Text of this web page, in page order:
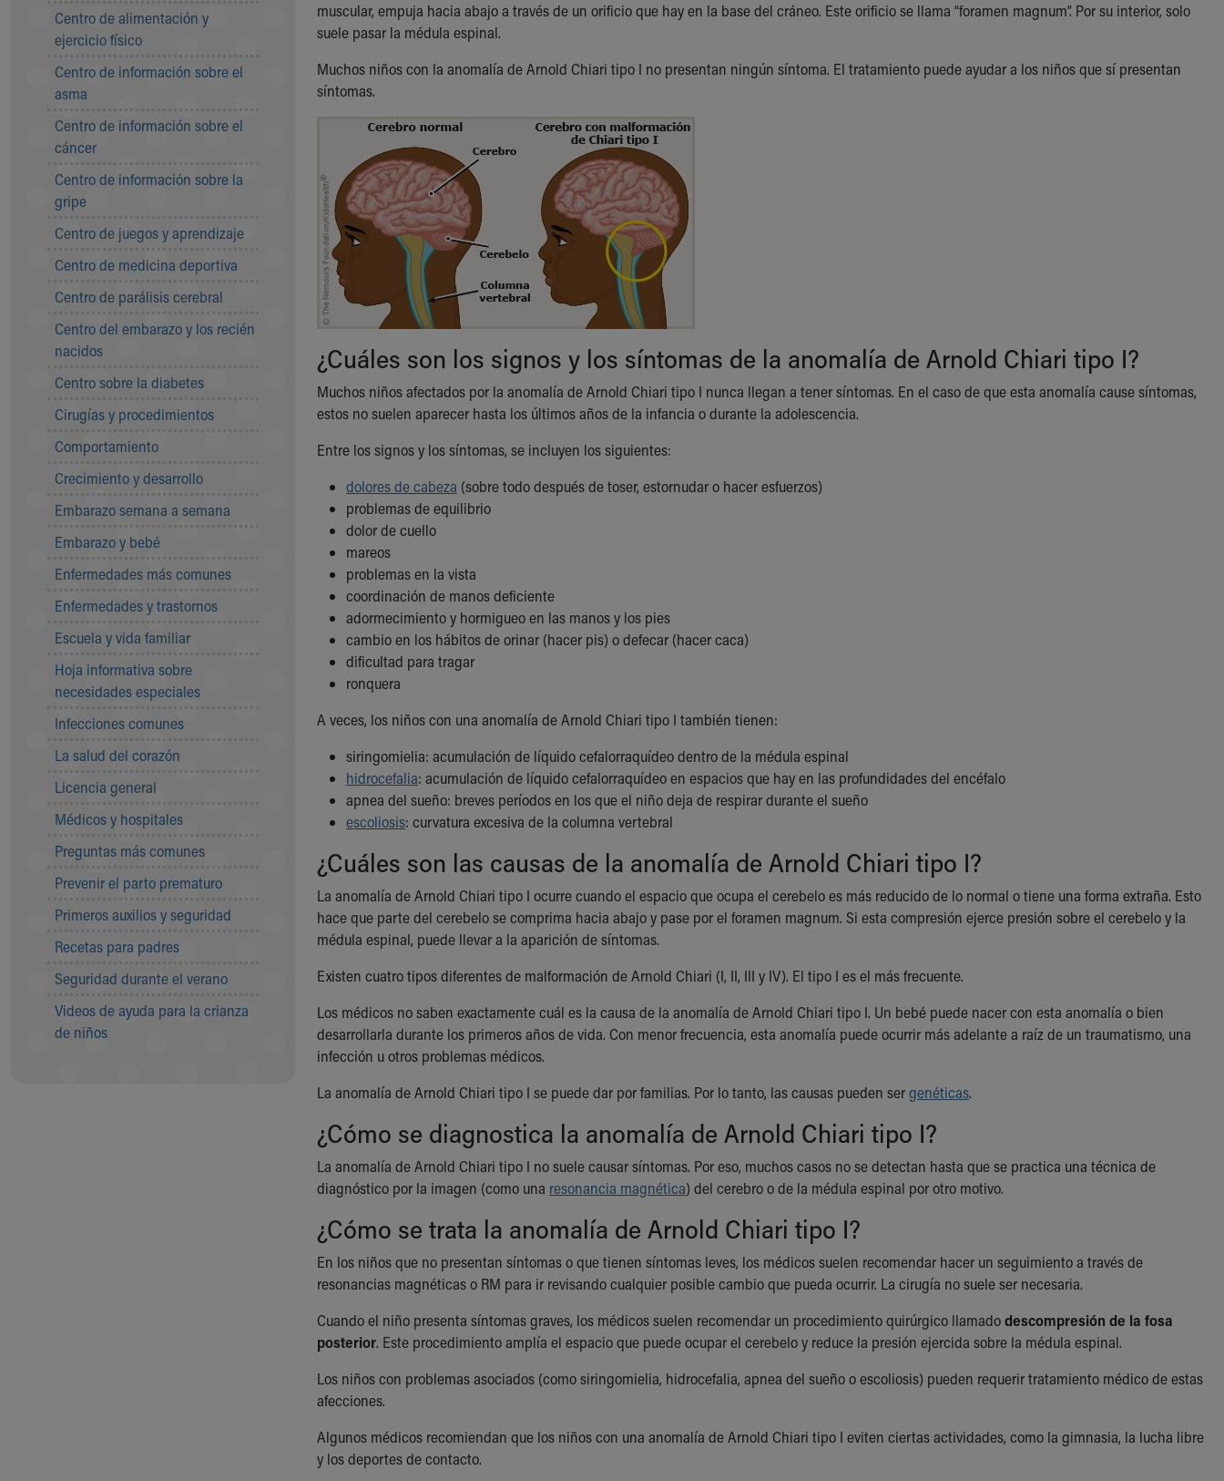
Symptom Checker
Financial Services
Price Estimates
Family Supports
Sports Health Services Provider for Akron Zips
New Parents
Find a Pediatrics Location
MyChart
Make an Appointment
Breastfeeding Medicine
Safe Sleep for Babies
Safe Sleep
Who We Are
Building a Brighter Future
Our Mission, Vision, Promise
Community Mission
Connect With Us
Our Culture of Caring
Our Leadership
Quality and Patient Safety
Unity and Engagement
Women's Board
Our History
Cincinnati Children's
Your Visit
MyChart Telehealth Visits
Doggie Brigade
During Your Visit
Rest Accommodations
Visiting
Department of Public Safety
Health Info
Health Information
Healthy Info, Healthy Kids
Inside Children's Blog
KidsHealth Topics
Family Library
Educational Resources
Injury Prevention
Centro de alimentación y
ejercicio físico
Centro de información sobre el
asma
Centro de información sobre el
cáncer
Centro de información sobre la
gripe
Centro de juegos y aprendizaje
Centro de medicina deportiva
Centro de parálisis cerebral
Centro del embarazo y los recién
nacidos
Centro sobre la diabetes
Cirugías y procedimientos
Comportamiento
Crecimiento y desarrollo
Embarazo semana a semana
Embarazo y bebé
Enfermedades más comunes
Enfermedades y trastornos
Escuela y vida familiar
Hoja informativa sobre
necesidades especiales
Infecciones comunes
La salud del corazón
Licencia general
Médicos y hospitales
Preguntas más comunes
Prevenir el parto prematuro
Primeros auxilios y seguridad
Recetas para padres
Seguridad durante el verano
Videos de ayuda para la crianza
de niños
muscular, empuja hacia abajo a través de un orificio que hay en la base del cráneo. Este orificio se llama “foramen magnum”. Por su interior, solo
suele pasar la médula espinal.
Muchos niños con la anomalía de Arnold Chiari tipo I no presentan ningún síntoma. El tratamiento puede ayudar a los niños que sí presentan
síntomas.
¿Cuáles son los signos y los síntomas de la anomalía de Arnold Chiari tipo I?
Muchos niños afectados por la anomalía de Arnold Chiari tipo I nunca llegan a tener síntomas. En el caso de que esta anomalía cause síntomas,
estos no suelen aparecer hasta los últimos años de la infancia o durante la adolescencia.
Entre los signos y los síntomas, se incluyen los siguientes:
dolores de cabeza (sobre todo después de toser, estornudar o hacer esfuerzos)
problemas de equilibrio
dolor de cuello
mareos
problemas en la vista
coordinación de manos deficiente
adormecimiento y hormigueo en las manos y los pies
cambio en los hábitos de orinar (hacer pis) o defecar (hacer caca)
dificultad para tragar
ronquera
A veces, los niños con una anomalía de Arnold Chiari tipo I también tienen:
siringomielia: acumulación de líquido cefalorraquídeo dentro de la médula espinal
hidrocefalia: acumulación de líquido cefalorraquídeo en espacios que hay en las profundidades del encéfalo
apnea del sueño: breves períodos en los que el niño deja de respirar durante el sueño
escoliosis: curvatura excesiva de la columna vertebral
¿Cuáles son las causas de la anomalía de Arnold Chiari tipo I?
La anomalía de Arnold Chiari tipo I ocurre cuando el espacio que ocupa el cerebelo es más reducido de lo normal o tiene una forma extraña. Esto
hace que parte del cerebelo se comprima hacia abajo y pase por el foramen magnum. Si esta compresión ejerce presión sobre el cerebelo y la
médula espinal, puede llevar a la aparición de síntomas.
Existen cuatro tipos diferentes de malformación de Arnold Chiari (I, II, III y IV). El tipo I es el más frecuente.
Los médicos no saben exactamente cuál es la causa de la anomalía de Arnold Chiari tipo I. Un bebé puede nacer con esta anomalía o bien
desarrollarla durante los primeros años de vida. Con menor frecuencia, esta anomalía puede ocurrir más adelante a raíz de un traumatismo, una
infección u otros problemas médicos.
La anomalía de Arnold Chiari tipo I se puede dar por familias. Por lo tanto, las causas pueden sergenéticas.
¿Cómo se diagnostica la anomalía de Arnold Chiari tipo I?
La anomalía de Arnold Chiari tipo I no suele causar síntomas. Por eso, muchos casos no se detectan hasta que se practica una técnica de
diagnóstico por la imagen (como una resonancia magnética) del cerebro o de la médula espinal por otro motivo.
¿Cómo se trata la anomalía de Arnold Chiari tipo I?
En los niños que no presentan síntomas o que tienen síntomas leves, los médicos suelen recomendar hacer un seguimiento a través de
resonancias magnéticas o RM para ir revisando cualquier posible cambio que pueda ocurrir. La cirugía no suele ser necesaria.
Cuando el niño presenta síntomas graves, los médicos suelen recomendar un procedimiento quirúrgico llamadodescompresión de la fosa
posterior. Este procedimiento amplía el espacio que puede ocupar el cerebelo y reduce la presión ejercida sobre la médula espinal.
Los niños con problemas asociados (como siringomielia, hidrocefalia, apnea del sueño o escoliosis) pueden requerir tratamiento médico de estas
afecciones.
Algunos médicos recomiendan que los niños con una anomalía de Arnold Chiari tipo I eviten ciertas actividades, como la gimnasia, la lucha libre
y los deportes de contacto.